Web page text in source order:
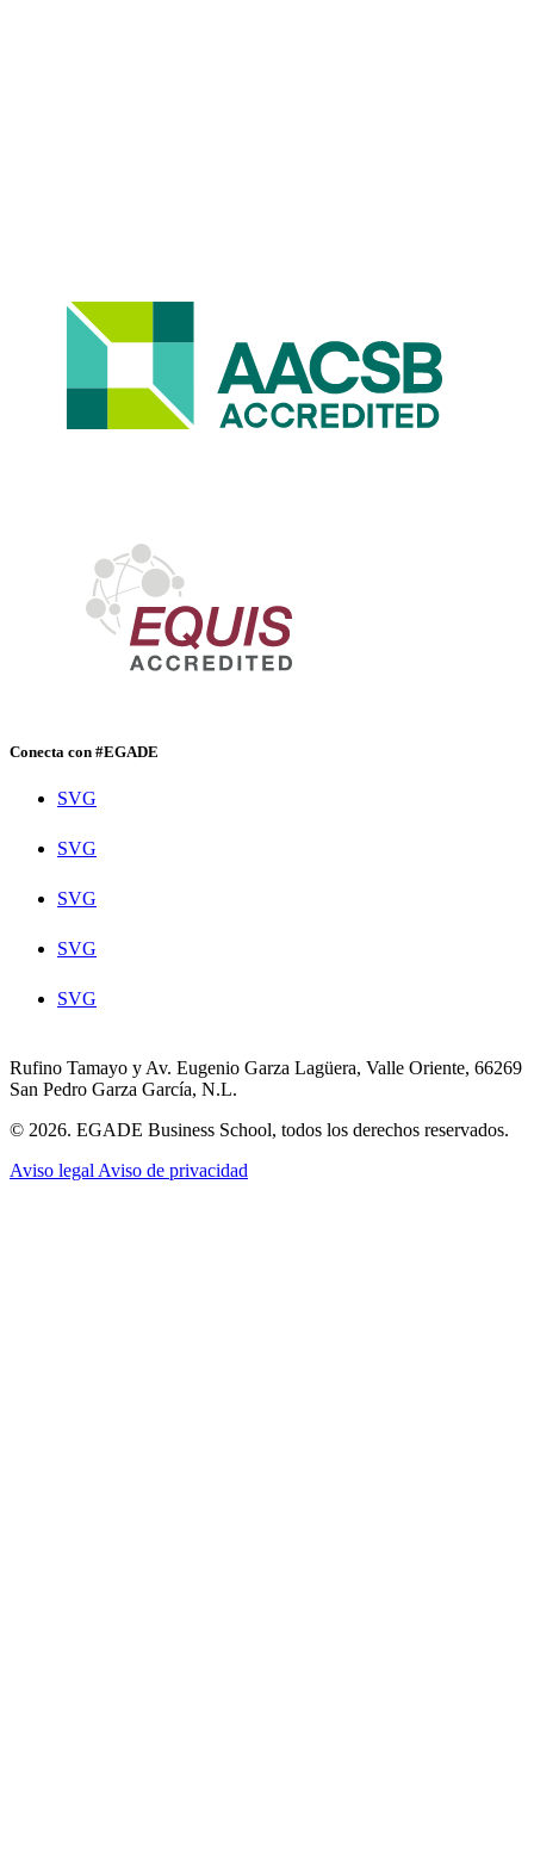
Conecta con #EGADE
SVG
SVG
SVG
SVG
SVG
Rufino Tamayo y Av. Eugenio Garza Lagüera, Valle Oriente, 66269
San Pedro Garza García, N.L.
© 2026. EGADE Business School, todos los derechos reservados.
Aviso legal Aviso de privacidad